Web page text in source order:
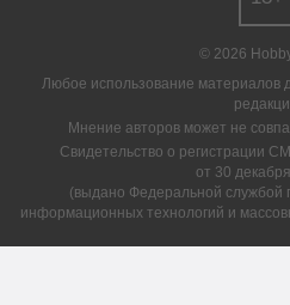
© 2026
Любое использование материалов
Мнение авторов может не
Свидетельство о регистрации
от 30
(выдано Федеральной службой
информационных технологий и